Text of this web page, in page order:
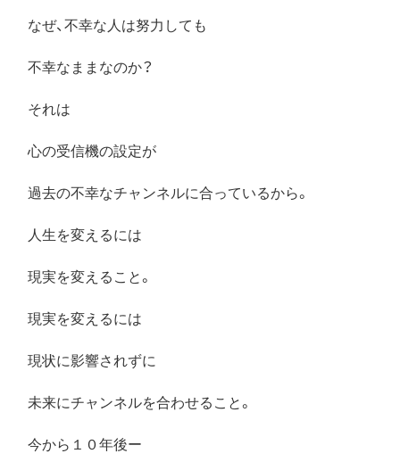
なぜ、不幸な人は努力しても
不幸なままなのか？
それは
心の受信機の設定が
過去の不幸なチャンネルに合っているから。
人生を変えるには
現実を変えること。
現実を変えるには
現状に影響されずに
未来にチャンネルを合わせること。
今から１０年後ー